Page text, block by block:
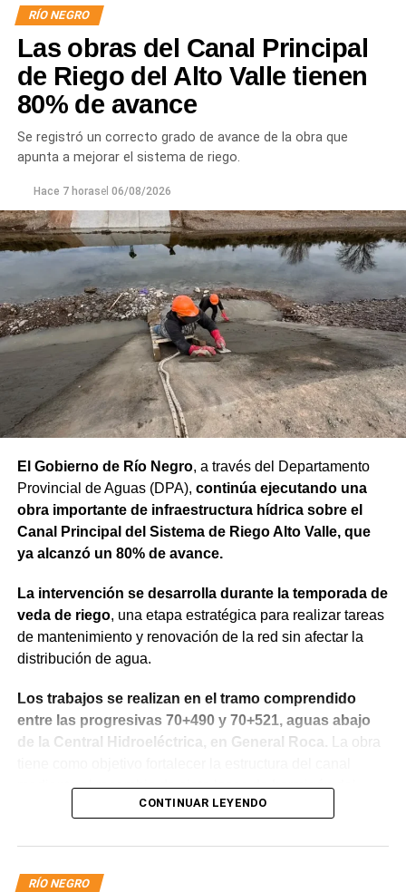
RÍO NEGRO
Las obras del Canal Principal
de Riego del Alto Valle tienen
80% de avance
Se registró un correcto grado de avance de la obra que
apunta a mejorar el sistema de riego.
Hace 7 horasel 06/08/2026
El Gobierno de Río Negro, a través del Departamento
Provincial de Aguas (DPA), continúa ejecutando una
obra importante de infraestructura hídrica sobre el
Canal Principal del Sistema de Riego Alto Valle, que
ya alcanzó un 80% de avance.
La intervención se desarrolla durante la temporada de
veda de riego, una etapa estratégica para realizar tareas
de mantenimiento y renovación de la red sin afectar la
distribución de agua.
Los trabajos se realizan en el tramo comprendido
entre las progresivas 70+490 y 70+521, aguas abajo
de la Central Hidroeléctrica, en General Roca.
La obra
mediante el recambio de siete losas de hormigón del
revestimiento del talud sobre la margen derecha, la
vereda, mejorando la seguridad y el funcionamiento del
sistema.
CONTINUAR LEYENDO
RÍO NEGRO